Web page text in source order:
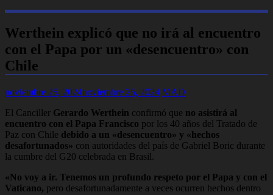
Werthein explicó que no irá al encuentro
con el Papa por un «desencuentro» con
Chile
noviembre 25, 2024noviembre 25, 2024 MAD
El Canciller Gerardo Werthein confirmó que no asistirá al
encuentro con el Papa Francisco por los 40 años del Tratado de
Paz con Chile debido a un «desencuentro» y «hechos
desafortunados» con autoridades del país de Gabriel Boric durante
la cumbre del G20 celebrada en Brasil.
«No voy a ir. Tenemos un profundo respeto por el Papa y con el
Vaticano, pero desafortunadamente a veces ocurren hechos dentro